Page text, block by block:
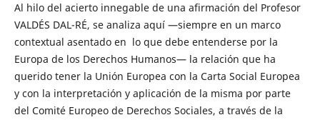
Al hilo del acierto innegable de una afirmación del Profesor
VALDÉS DAL-RÉ, se analiza aquí —siempre en un marco
contextual asentado en lo que debe entenderse por la
Europa de los Derechos Humanos— la relación que ha
querido tener la Unión Europea con la Carta Social Europea
y con la interpretación y aplicación de la misma por parte
del Comité Europeo de Derechos Sociales, a través de la